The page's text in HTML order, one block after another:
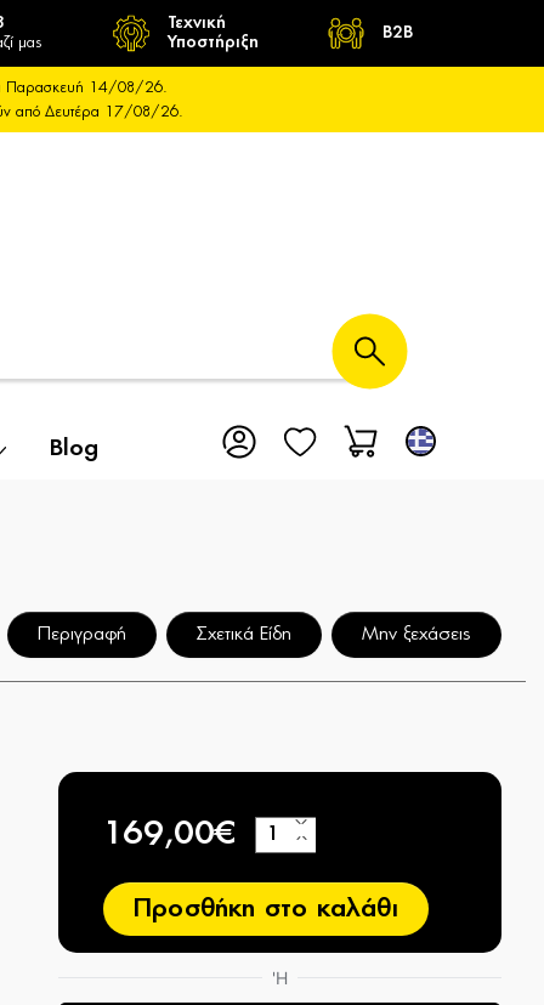
μας
Τεχνική
Υποστήριξη
B2B
Παρασκευή 14/08/26.
από Δευτέρα 17/08/26.
Blog
Περιγραφή Σχετικά Είδη Μην ξεχάσεις
169,00€ −
+
Προσθήκη στο καλάθι